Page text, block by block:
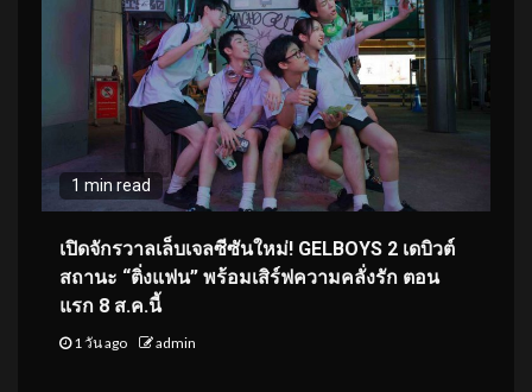
1 min read
เปิดจักรวาลเล็บเจลซีซันใหม่! GELBOYS 2 เดบิวต์
สถานะ “ติ่งแฟน” พร้อมเสิร์ฟความคลั่งรัก ตอน
แรก 8 ส.ค.นี้
1 วัน ago admin